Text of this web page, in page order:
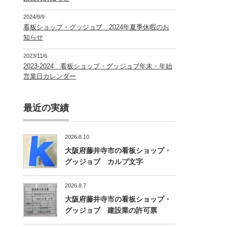
2024/8/9
看板ショップ・グッジョブ 2024年夏季休暇のお
知らせ
2023/11/6
2023-2024 看板ショップ・グッジョブ年末・年始
営業日カレンダー
最近の実績
2026.8.10
大阪府藤井寺市の看板ショップ・
グッジョブ カルプ文字
2026.8.7
大阪府藤井寺市の看板ショップ・
グッジョブ 建設業の許可票